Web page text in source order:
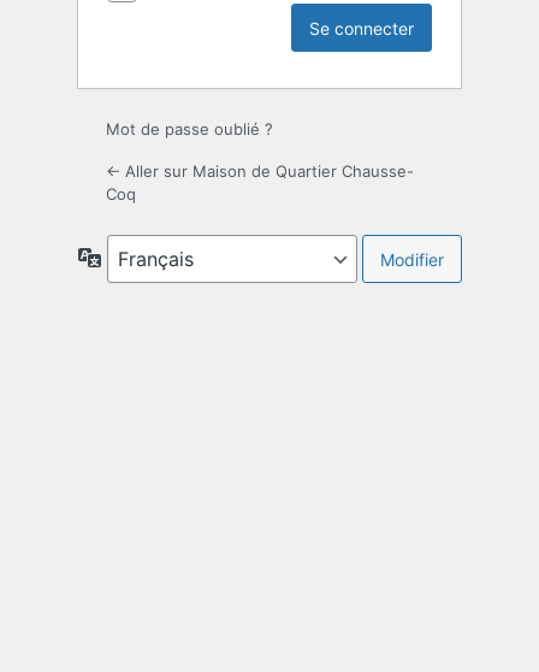
Mot de passe oublié ?
← Aller sur Maison de Quartier Chausse-
Coq
Langue